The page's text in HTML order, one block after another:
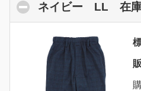
ネイビー LL 在